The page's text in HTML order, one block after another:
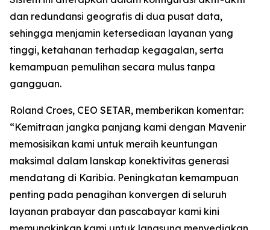
dan redundansi geografis di dua pusat data,
sehingga menjamin ketersediaan layanan yang
tinggi, ketahanan terhadap kegagalan, serta
kemampuan pemulihan secara mulus tanpa
gangguan.
Roland Croes, CEO SETAR, memberikan komentar:
“Kemitraan jangka panjang kami dengan Mavenir
memosisikan kami untuk meraih keuntungan
maksimal dalam lanskap konektivitas generasi
mendatang di Karibia. Peningkatan kemampuan
penting pada penagihan konvergen di seluruh
layanan prabayar dan pascabayar kami kini